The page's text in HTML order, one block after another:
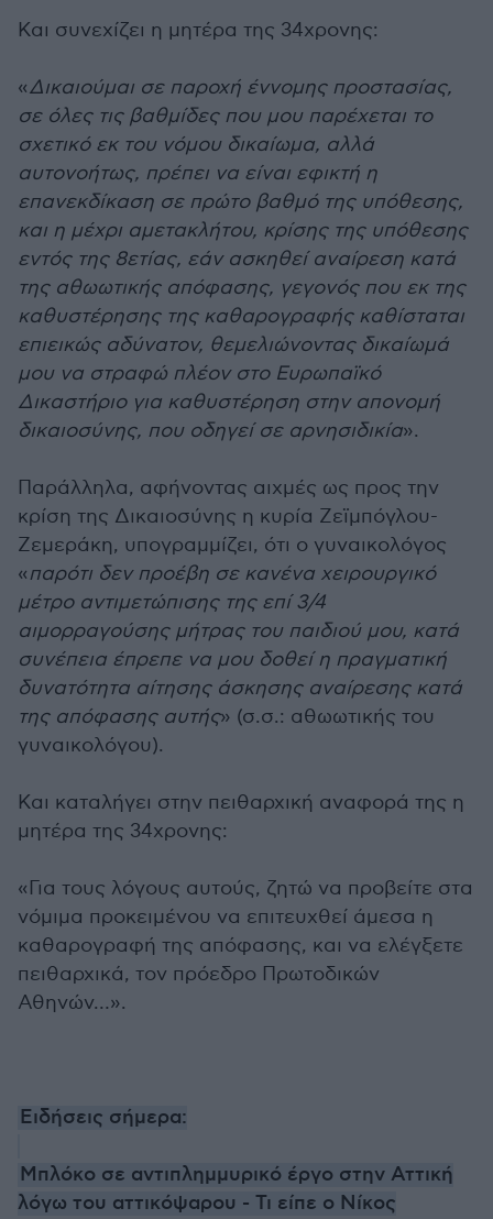
Και συνεχίζει η μητέρα της 34χρονης:
«Δικαιούμαι σε παροχή έννομης προστασίας,
σε όλες τις βαθμίδες που μου παρέχεται το
σχετικό εκ του νόμου δικαίωμα, αλλά
αυτονοήτως, πρέπει να είναι εφικτή η
επανεκδίκαση σε πρώτο βαθμό της υπόθεσης,
και η μέχρι αμετακλήτου, κρίσης της υπόθεσης
εντός της 8ετίας, εάν ασκηθεί αναίρεση κατά
της αθωωτικής απόφασης, γεγονός που εκ της
καθυστέρησης της καθαρογραφής καθίσταται
επιεικώς αδύνατον, θεμελιώνοντας δικαίωμά
μου να στραφώ πλέον στο Ευρωπαϊκό
Δικαστήριο για καθυστέρηση στην απονομή
δικαιοσύνης, που οδηγεί σε αρνησιδικία».
Παράλληλα, αφήνοντας αιχμές ως προς την
κρίση της Δικαιοσύνης η κυρία Ζεϊμπόγλου-
Ζεμεράκη, υπογραμμίζει, ότι ο γυναικολόγος
«παρότι δεν προέβη σε κανένα χειρουργικό
μέτρο αντιμετώπισης της επί 3/4
αιμορραγούσης μήτρας του παιδιού μου, κατά
συνέπεια έπρεπε να μου δοθεί η πραγματική
δυνατότητα αίτησης άσκησης αναίρεσης κατά
της απόφασης αυτής» (σ.σ.: αθωωτικής του
γυναικολόγου).
Και καταλήγει στην πειθαρχική αναφορά της η
μητέρα της 34χρονης:
«Για τους λόγους αυτούς, ζητώ να προβείτε στα
νόμιμα προκειμένου να επιτευχθεί άμεσα η
καθαρογραφή της απόφασης, και να ελέγξετε
πειθαρχικά, τον πρόεδρο Πρωτοδικών
Αθηνών…».
Ειδήσεις σήμερα:
Μπλόκο σε αντιπλημμυρικό έργο στην Αττική
λόγω του αττικόψαρου - Τι είπε ο Νίκος